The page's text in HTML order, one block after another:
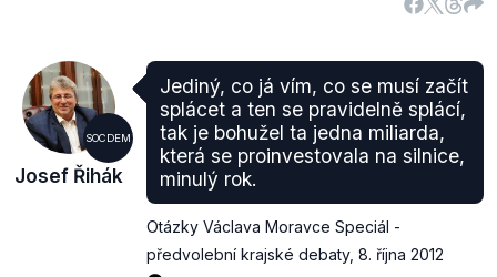
SOCDEM
Josef Řihák
Jediný, co já vím, co se musí začít
splácet a ten se pravidelně splácí,
tak je bohužel ta jedna miliarda,
která se proinvestovala na silnice,
minulý rok.
Otázky Václava Moravce Speciál -
předvolební krajské debaty, 8. října 2012